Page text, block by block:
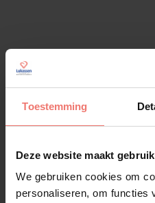
Toestemming
Deze website maakt
We gebruiken cookies om
personaliseren, om functies
Vergelijkbare
Alle artiesten